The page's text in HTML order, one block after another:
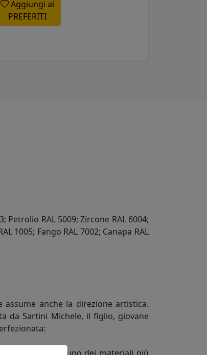
Aggiungi ai
PREFERITI
Petrolio RAL 5009; Zircone RAL 6004;
1005; Fango RAL 7002; Canapa RAL
assume anche la direzione artistica.
da Sartini Michele, il figlio, giovane